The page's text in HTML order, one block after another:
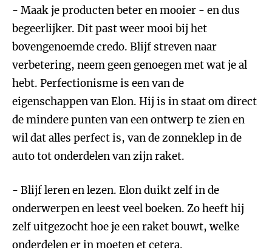
- Maak je producten beter en mooier - en dus
begeerlijker. Dit past weer mooi bij het
bovengenoemde credo. Blijf streven naar
verbetering, neem geen genoegen met wat je al
hebt. Perfectionisme is een van de
eigenschappen van Elon. Hij is in staat om direct
de mindere punten van een ontwerp te zien en
wil dat alles perfect is, van de zonneklep in de
auto tot onderdelen van zijn raket.
- Blijf leren en lezen. Elon duikt zelf in de
onderwerpen en leest veel boeken. Zo heeft hij
zelf uitgezocht hoe je een raket bouwt, welke
onderdelen er in moeten et cetera.